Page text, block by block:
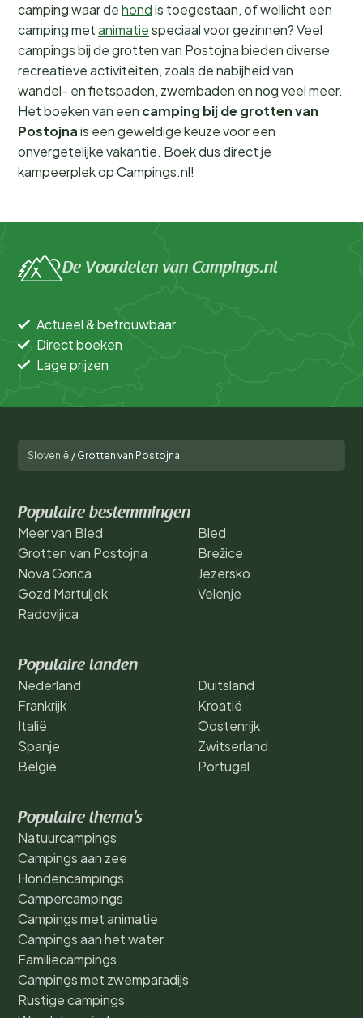
camping waar dehondis toegestaan, of wellicht een
camping metanimatiespeciaal voor gezinnen? Veel
campings bij de grotten van Postojna bieden diverse
recreatieve activiteiten, zoals de nabijheid van
wandel- en fietspaden, zwembaden en nog veel meer.
Het boeken van een camping bij de grotten van
Postojnais een geweldige keuze voor een
onvergetelijke vakantie. Boek dus direct je
kampeerplek op Campings.nl!
De Voordelen van Campings.nl
Actueel & betrouwbaar
Direct boeken
Lage prijzen
Slovenië / Grotten van Postojna
Populaire bestemmingen
Meer van Bled
Grotten van Postojna
Nova Gorica
Gozd Martuljek
Radovljica
Bled
Brežice
Jezersko
Velenje
Populaire landen
Nederland
Frankrijk
Italië
Spanje
België
Duitsland
Kroatië
Oostenrijk
Zwitserland
Portugal
Populaire thema's
Natuurcampings
Campings aan zee
Hondencampings
Campercampings
Campings met animatie
Campings aan het water
Familiecampings
Campings met zwemparadijs
Rustige campings